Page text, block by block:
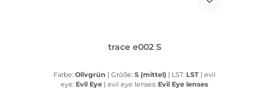
trace e002 S
Farbe: Olivgrün | Größe: S (mittel) | LST: LST |
eye: Evil Eye | evil eye lenses: Evil Eye lenses